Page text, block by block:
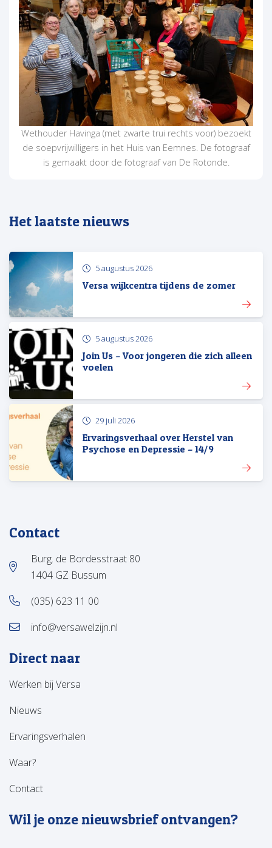
Wethouder Havinga (met zwarte trui rechts voor) bezoekt
de soepvrijwilligers in het Huis van Eemnes. De fotograaf
is gemaakt door de fotograaf van De Rotonde.
Het laatste nieuws
Versa wijkcentra tijdens de zomer
5 augustus 2026
Join Us – Voor jongeren die zich alleen
voelen
5 augustus 2026
Ervaringsverhaal over Herstel van
Psychose en Depressie – 14/9
29 juli 2026
Contact
Burg. de Bordesstraat 80
1404 GZ Bussum
(035) 623 11 00
info@versawelzijn.nl
Direct naar
Werken bij Versa
Nieuws
Ervaringsverhalen
Waar?
Contact
Wil je onze nieuwsbrief ontvangen?